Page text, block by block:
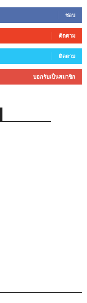
ชอบ
ติดตาม
ติดตาม
บอกรับเป็นสมาชิก